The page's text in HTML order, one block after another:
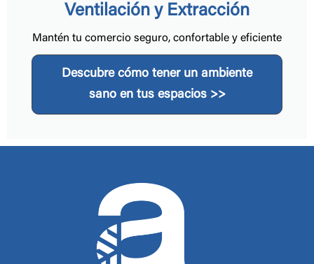
Ventilación y Extracción
Mantén tu comercio seguro, confortable y eficiente
Descubre cómo tener un ambiente
sano en tus espacios >>